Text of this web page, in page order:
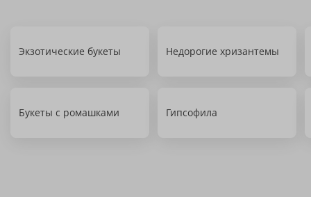
Экзотические букеты Недорогие хризантемы
Букеты с ромашками Гипсофила